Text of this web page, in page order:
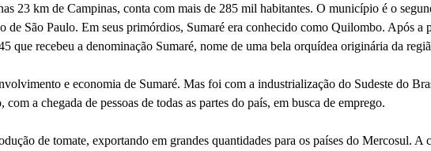
23 km de Campinas, conta com mais de 285 mil habitantes. O município é o
São Paulo. Em seus primórdios, Sumaré era conhecido como Quilombo. Após a
que recebeu a denominação Sumaré, nome de uma bela orquídea originária da
e economia de Sumaré. Mas foi com a industrialização do Sudeste do
a chegada de pessoas de todas as partes do país, em busca de emprego.
de tomate, exportando em grandes quantidades para os países do Mercosul. A